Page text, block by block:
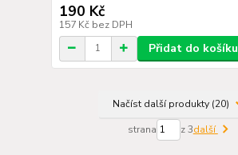
190 Kč
157 Kč bez DPH
Přidat do košíku
Načíst další produkty (20)
strana z 3další